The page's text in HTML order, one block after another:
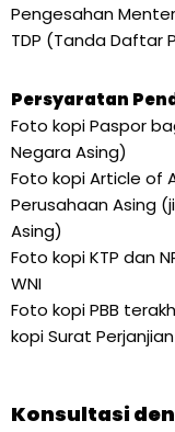
Pengesahan
TDP (Tanda Daftar
Persyaratan
Foto kopi Paspor
Negara Asing)
Foto kopi Article of
Perusahaan Asing
Asing)
Foto kopi KTP dan
WNI
Foto kopi PBB
kopi Surat
Konsultasi